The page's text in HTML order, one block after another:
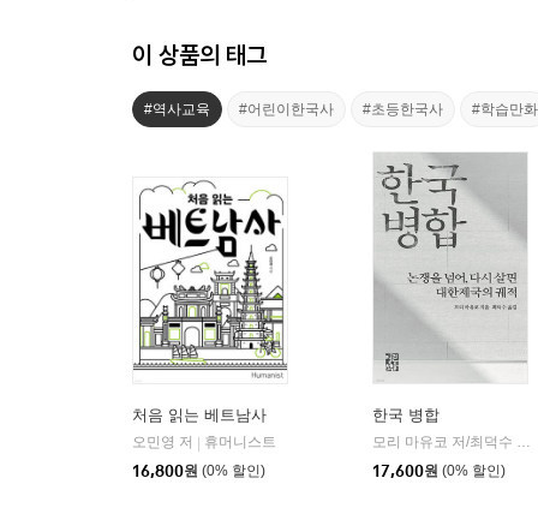
이 상품의 태그
#역사교육 #어린이한국사 #초등한국사 #학습만화
처음 읽는 베트남사
오민영 저 | 휴머니스트
16,800원 (0% 할인)
한국 병합
17,600원 (0% 할인)